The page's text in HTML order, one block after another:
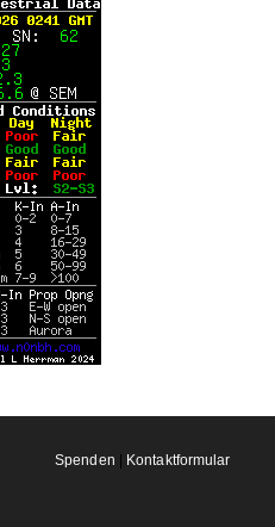
Spenden | Kontaktformular